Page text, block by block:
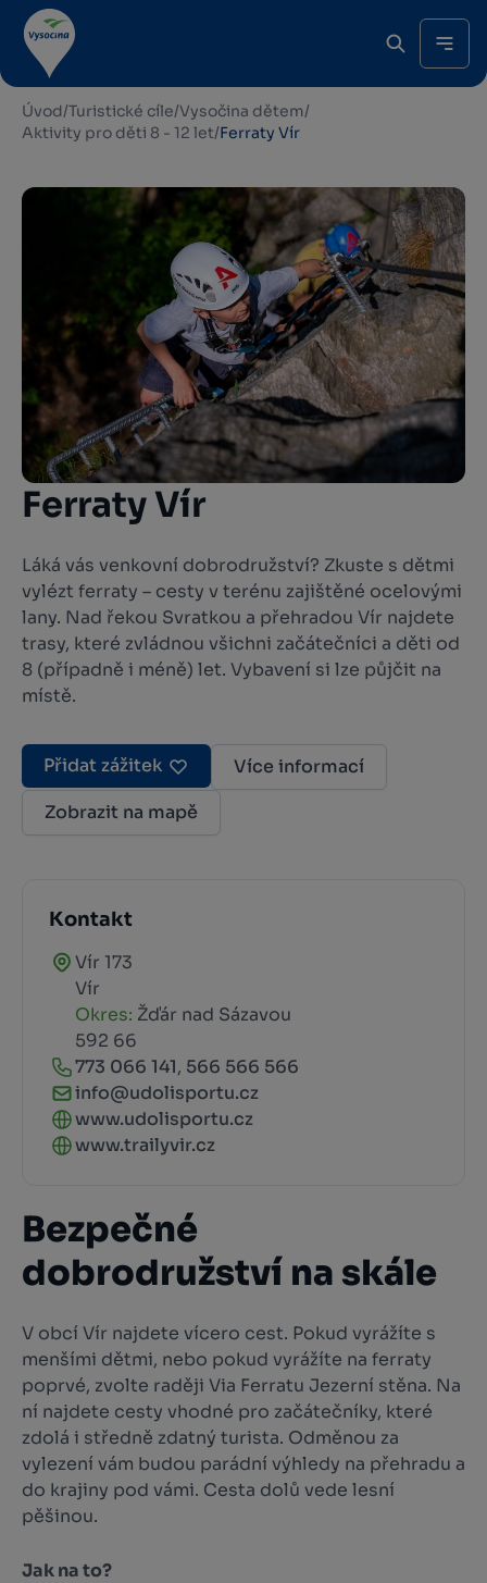
Úvod/Turistické cíle/Vysočina dětem/
Aktivity pro děti 8 - 12 let/Ferraty Vír
Ferraty Vír
Láká vás venkovní dobrodružství? Zkuste s dětmi
vylézt ferraty – cesty v terénu zajištěné ocelovými
lany. Nad řekou Svratkou a přehradou Vír najdete
trasy, které zvládnou všichni začátečníci a děti od
8 (případně i méně) let. Vybavení si lze půjčit na
místě.
Přidat zážitek
Více informací
Zobrazit na mapě
Kontakt
Vír 173
Vír
Okres: Žďár nad Sázavou
592 66
773 066 141, 566 566 566
info@udolisportu.cz
www.udolisportu.cz
www.trailyvir.cz
Bezpečné
dobrodružství na skále
V obcí Vír najdete vícero cest. Pokud vyrážíte s
menšími dětmi, nebo pokud vyrážíte na ferraty
poprvé, zvolte raději Via Ferratu Jezerní stěna. Na
ní najdete cesty vhodné pro začátečníky, které
zdolá i středně zdatný turista. Odměnou za
vylezení vám budou parádní výhledy na přehradu a
do krajiny pod vámi. Cesta dolů vede lesní
pěšinou.
Jak na to?